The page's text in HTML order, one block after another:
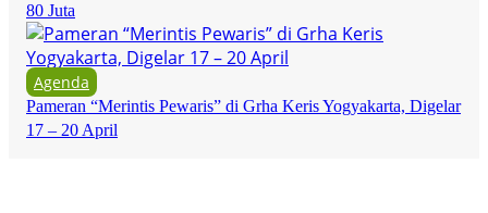
80 Juta
Agenda
Pameran “Merintis Pewaris” di Grha Keris Yogyakarta, Digelar
17 – 20 April